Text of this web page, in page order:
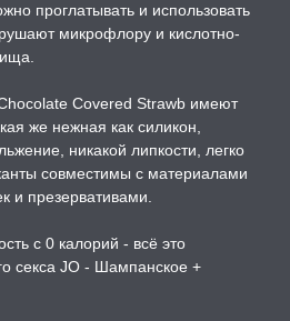
проглатывать и использовать
микрофлору и кислотно-
Covered Strawb имеют
же нежная как силикон,
никакой липкости, легко
совместимы с материалами
и презервативами.
с 0 калорий - всё это
секса JO - Шампанское +